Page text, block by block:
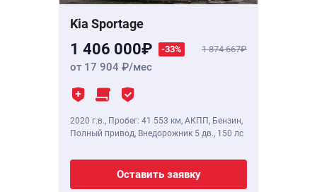
Kia Sportage
1 406 000 -33% 1 874 667
от 17 904 /мес
2020 г.в., Пробег: 41 553 км, АКПП, Бензин,
Полный привод, Внедорожник 5 дв., 150 лс
Оставить заявку